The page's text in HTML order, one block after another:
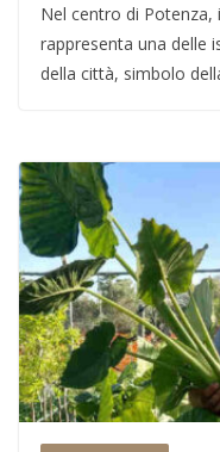
Nel centro di Potenza,
rappresenta una delle
della città, simbolo